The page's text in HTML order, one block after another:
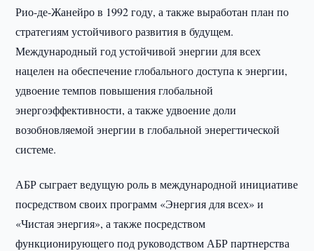
Рио-де-Жанейро в 1992 году, а также выработан план по
стратегиям устойчивого развития в будущем.
Международный год устойчивой энергии для всех
нацелен на обеспечение глобального доступа к энергии,
удвоение темпов повышения глобальной
энергоэффективности, а также удвоение доли
возобновляемой энергии в глобальной энерегтической
системе.
АБР сыграет ведущую роль в международной инициативе
посредством своих программ «Энергия для всех» и
«Чистая энергия», а также посредством
функционирующего под руководством АБР партнерства